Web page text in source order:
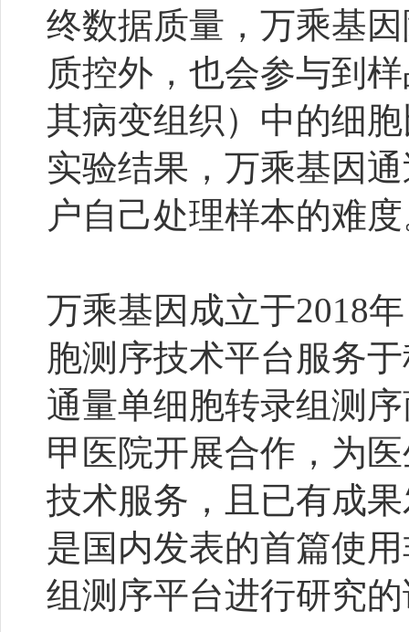
终数据质量，万乘基
质控外，也会参与到
其病变组织）中的细
实验结果，万乘基因
户自己处理样本的难
万乘基因成立于2018
胞测序技术平台服务
通量单细胞转录组测
甲医院开展合作，为
技术服务，且已有成
是国内发表的首篇使
组测序平台进行研究